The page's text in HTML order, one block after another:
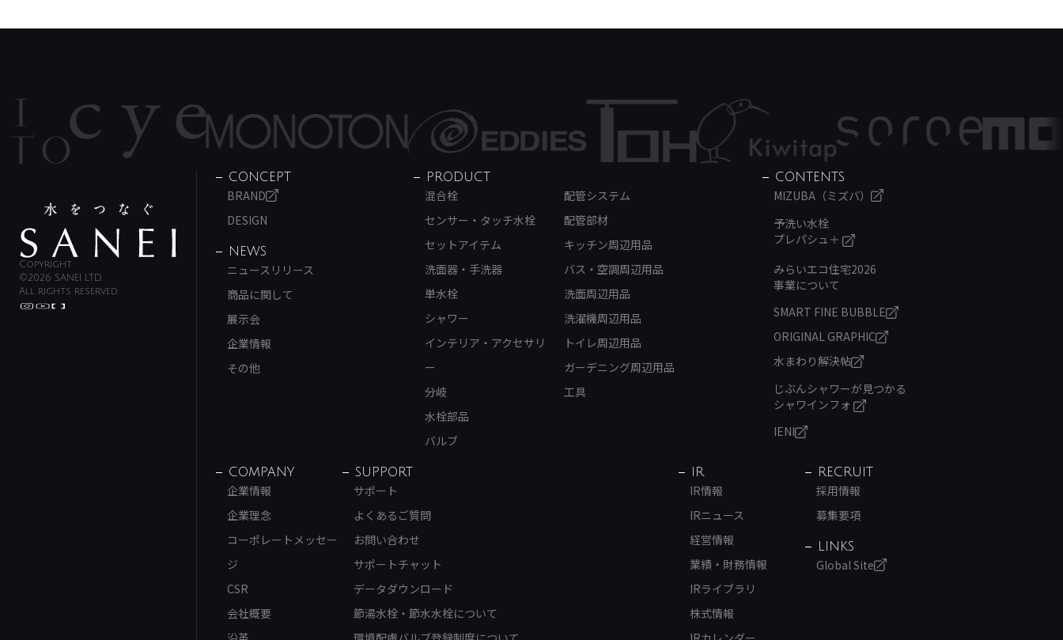
Copyright
©2026 SANEI LTD.
All rights reserved.
CONCEPT
BRAND
DESIGN
NEWS
ニュースリリース
商品に関して
展示会
企業情報
その他
PRODUCT
混合栓
センサー・タッチ水栓
セットアイテム
洗面器・手洗器
単水栓
シャワー
インテリア・アクセサリ
ー
分岐
水栓部品
バルブ
配管システム
配管部材
キッチン周辺用品
バス・空調周辺用品
洗面周辺用品
洗濯機周辺用品
トイレ周辺用品
ガーデニング周辺用品
工具
CONTENTS
MIZUBA（ミズバ）
予洗い水栓
プレパシュ＋
みらいエコ住宅2026
事業について
SMART FINE BUBBLE
ORIGINAL GRAPHIC
水まわり解決帖
じぶんシャワーが見つかる
シャワインフォ
IENI
COMPANY
企業情報
企業理念
コーポレートメッセー
ジ
CSR
会社概要
SUPPORT
サポート
よくあるご質問
お問い合わせ
サポートチャット
データダウンロード
節湯水栓・節水水栓について
IR
IR情報
IRニュース
経営情報
業績・財務情報
IRライブラリ
株式情報
RECRUIT
採用情報
募集要項
LINKS
Global Site